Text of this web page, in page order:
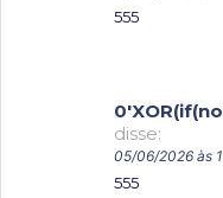
555
disse:
05/06/2026 às
555